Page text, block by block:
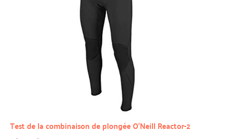
Test de la combinaison de plongée O’Neill Reactor-2